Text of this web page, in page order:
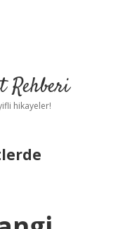
Rehberi
hikayeler!